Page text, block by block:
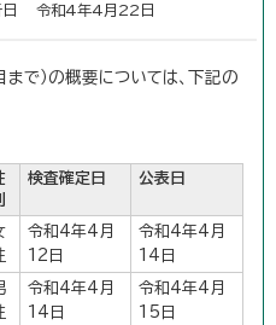
令和4年4月22日
で）の概要については、下記の
検査確定日 公表日
令和4年4月
12日
令和4年4月
14日
令和4年4月
14日
令和4年4月
15日